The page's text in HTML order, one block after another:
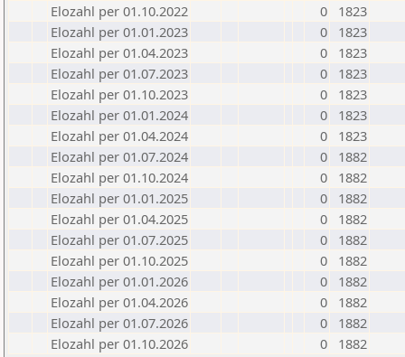
Elozahl per 01.10.2022
0
1823
Elozahl per 01.01.2023
0
1823
Elozahl per 01.04.2023
0
1823
Elozahl per 01.07.2023
0
1823
Elozahl per 01.10.2023
0
1823
Elozahl per 01.01.2024
0
1823
Elozahl per 01.04.2024
0
1823
Elozahl per 01.07.2024
0
1882
Elozahl per 01.10.2024
0
1882
Elozahl per 01.01.2025
0
1882
Elozahl per 01.04.2025
0
1882
Elozahl per 01.07.2025
0
1882
Elozahl per 01.10.2025
0
1882
Elozahl per 01.01.2026
0
1882
Elozahl per 01.04.2026
0
1882
Elozahl per 01.07.2026
0
1882
Elozahl per 01.10.2026
0 1882